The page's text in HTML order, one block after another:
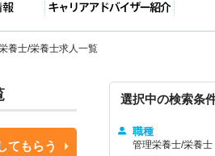
養士/栄養士求人一覧
てもらう
選択中の検索条
職種
管理栄養士/栄養士